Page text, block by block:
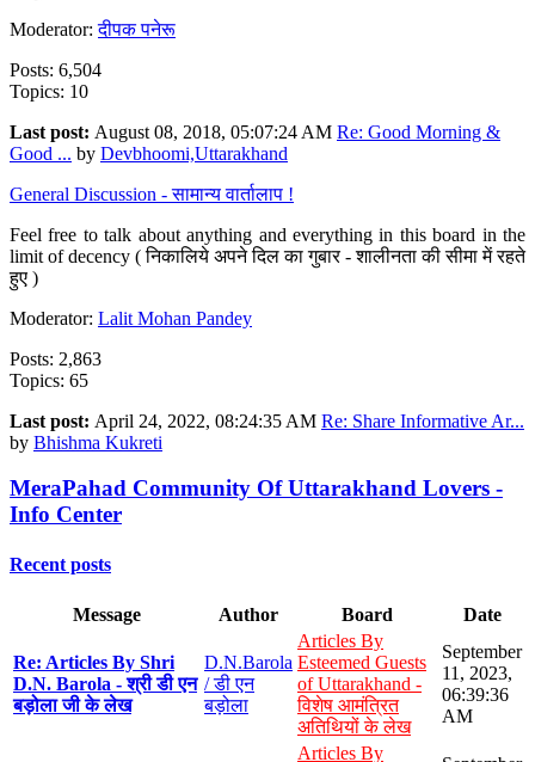
Moderator:दीपक पनेरू
Posts: 6,504
Topics: 10
Last post: August 08, 2018, 05:07:24 AM Re: Good Morning &
Good ... by Devbhoomi,Uttarakhand
General Discussion - सामान्य वार्तालाप !
Feel free to talk about anything and everything in this board in the
limit of decency ( निकालिये अपने दिल का गुबार - शालीनता की सीमा में रहते
हुए )
Moderator: Lalit Mohan Pandey
Posts: 2,863
Topics: 65
Last post: April 24, 2022, 08:24:35 AM Re: Share Informative Ar...
by Bhishma Kukreti
MeraPahad Community Of Uttarakhand Lovers -
Info Center
Recent posts
Message Author Board Date
Re: Articles By Shri
D.N. Barola - श्री डी एन
बड़ोला जी के लेख
D.N.Barola
/ डी एन
बड़ोला
Articles By
Esteemed Guests
of Uttarakhand -
विशेष आमंत्रित
अतिथियों के लेख
September
11, 2023,
06:39:36
AM
Articles By